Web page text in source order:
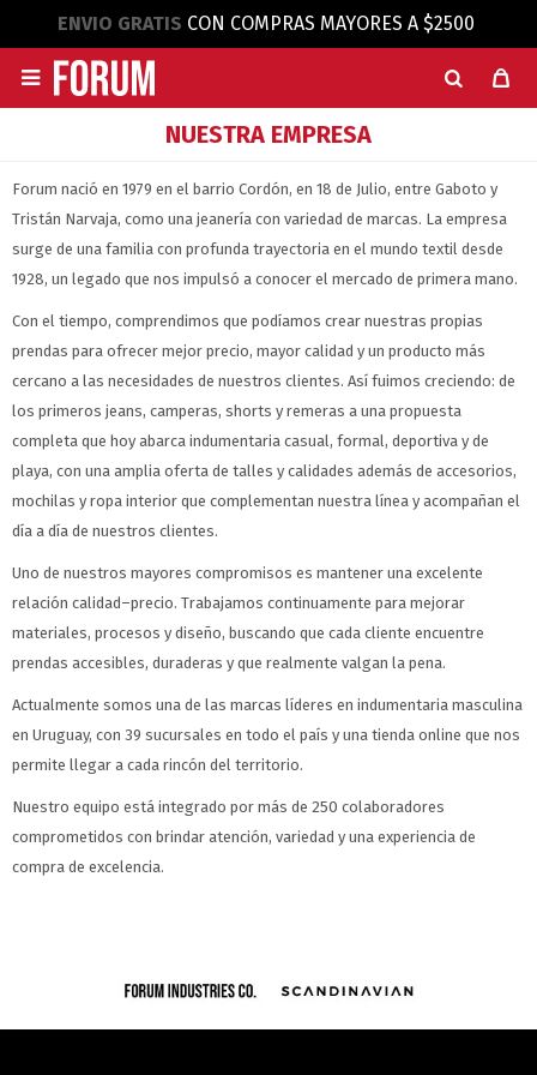
ENVIO GRATIS CON COMPRAS MAYORES A $2500

NUESTRA EMPRESA
Forum nació en 1979 en el barrio Cordón, en 18 de Julio, entre Gaboto y
Tristán Narvaja, como una jeanería con variedad de marcas. La empresa
surge de una familia con profunda trayectoria en el mundo textil desde
1928, un legado que nos impulsó a conocer el mercado de primera mano.
Con el tiempo, comprendimos que podíamos crear nuestras propias
prendas para ofrecer mejor precio, mayor calidad y un producto más
cercano a las necesidades de nuestros clientes. Así fuimos creciendo: de
los primeros jeans, camperas, shorts y remeras a una propuesta
completa que hoy abarca indumentaria casual, formal, deportiva y de
playa, con una amplia oferta de talles y calidades además de accesorios,
mochilas y ropa interior que complementan nuestra línea y acompañan el
día a día de nuestros clientes.
Uno de nuestros mayores compromisos es mantener una excelente
relación calidad–precio. Trabajamos continuamente para mejorar
materiales, procesos y diseño, buscando que cada cliente encuentre
prendas accesibles, duraderas y que realmente valgan la pena.
Actualmente somos una de las marcas líderes en indumentaria masculina
en Uruguay, con 39 sucursales en todo el país y una tienda online que nos
permite llegar a cada rincón del territorio.
Nuestro equipo está integrado por más de 250 colaboradores
comprometidos con brindar atención, variedad y una experiencia de
compra de excelencia.